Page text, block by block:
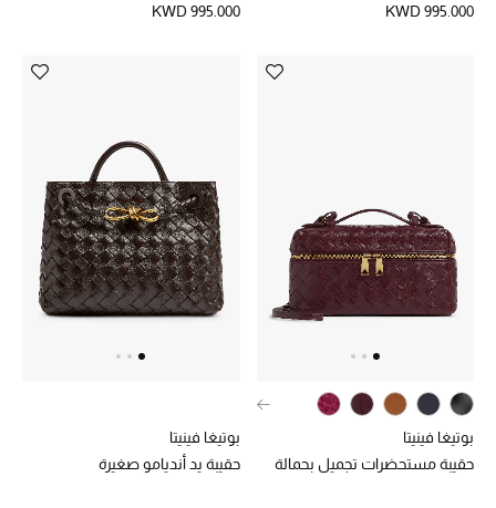
دليل مستلزمات الجمال
الرجال
خصومات
الهدايا
KWD 995.000
KWD 995.000
بوتيغا فينيتا
حقيبة مستحضرات تجميل بحمالة
بوتيغا فينيتا
حقيبة يد أنديامو صغيرة